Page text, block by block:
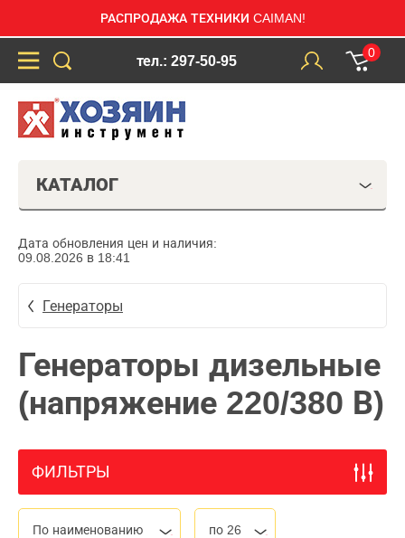
РАСПРОДАЖА ТЕХНИКИ CAIMAN!
тел.: 297-50-95
0
КАТАЛОГ
Дата обновления цен и наличия:
09.08.2026 в 18:41
Генераторы
Генераторы дизельные
(напряжение 220/380 В)
ФИЛЬТРЫ
По наименованию по 26